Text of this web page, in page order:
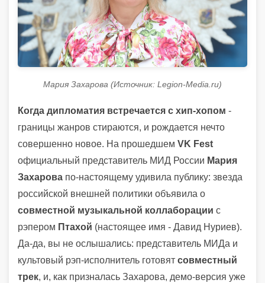
Мария Захарова (Источник: Legion-Media.ru)
Когда дипломатия встречается с хип-хопом -
границы жанров стираются, и рождается нечто
совершенно новое. На прошедшем VK Fest
официальный представитель МИД России Мария
Захарова по‑настоящему удивила публику: звезда
российской внешней политики объявила о
совместной музыкальной коллаборации с
рэпером Птахой (настоящее имя - Давид Нуриев).
Да-да, вы не ослышались: представитель МИДа и
культовый рэп-исполнитель готовят совместный
трек, и, как призналась Захарова, демо-версия уже